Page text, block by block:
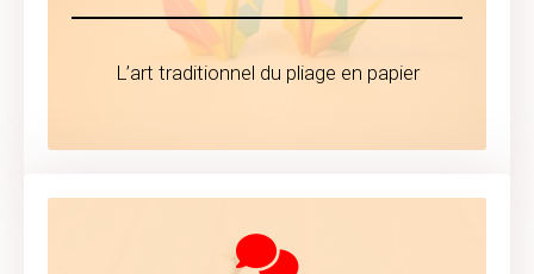
L’art traditionnel du pliage en papier